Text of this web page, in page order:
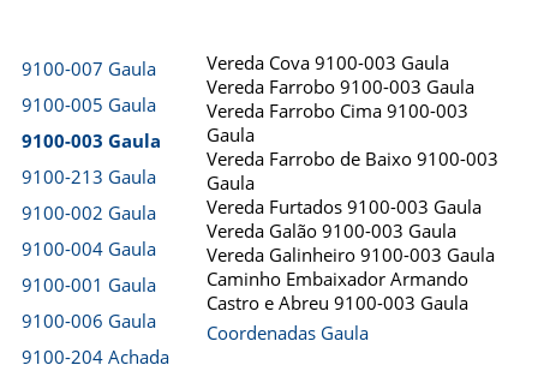
9100-007 Gaula
9100-005 Gaula
9100-003 Gaula
9100-213 Gaula
9100-002 Gaula
9100-004 Gaula
9100-001 Gaula
9100-006 Gaula
9100-204 Achada
Vereda Cova 9100-003 Gaula
Vereda Farrobo 9100-003 Gaula
Vereda Farrobo Cima 9100-003
Gaula
Vereda Farrobo de Baixo 9100-003
Gaula
Vereda Furtados 9100-003 Gaula
Vereda Galão 9100-003 Gaula
Vereda Galinheiro 9100-003 Gaula
Caminho Embaixador Armando
Castro e Abreu 9100-003 Gaula
Coordenadas Gaula